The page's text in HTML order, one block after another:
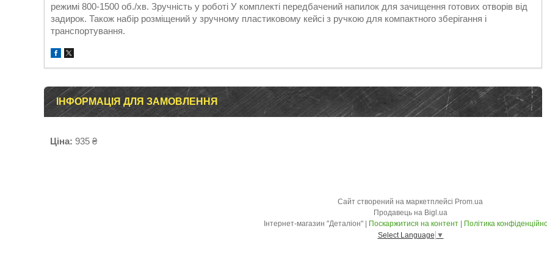
режимі 800-1500 об./хв. Зручність у роботі У комплекті передбачений напилок для зачищення готових отворів від
задирок. Також набір розміщений у зручному пластиковому кейсі з ручкою для компактного зберігання і
транспортування.
ІНФОРМАЦІЯ ДЛЯ ЗАМОВЛЕННЯ
Ціна: 935 ₴
Сайт створений на маркетплейсі Prom.ua
Продавець на Bigl.ua
Поскаржитися на контент
Політика
Select Language ▼